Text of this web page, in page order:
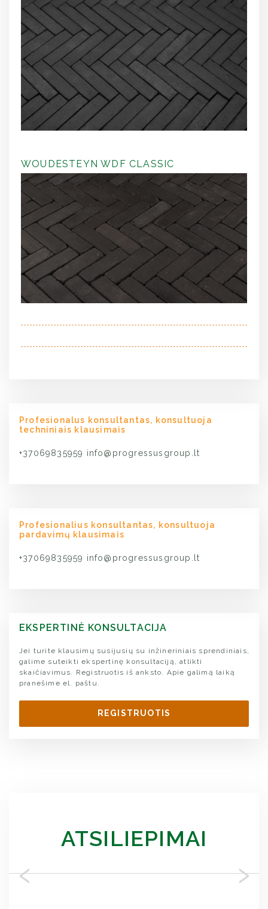
WOUDESTEYN WDF CLASSIC
Profesionalus konsultantas, konsultuoja
techniniais klausimais
+37069835959 info@progressusgroup.lt
Profesionalius konsultantas, konsultuoja
pardavimų klausimais
+37069835959 info@progressusgroup.lt
EKSPERTINĖ KONSULTACIJA
Jei turite klausimų susijusių su inžineriniais sprendiniais,
galime suteikti ekspertinę konsultaciją, atlikti
skaičiavimus. Registruotis iš anksto. Apie galimą laiką
pranešime el. paštu.
REGISTRUOTIS
ATSILIEPIMAI
‹ ›